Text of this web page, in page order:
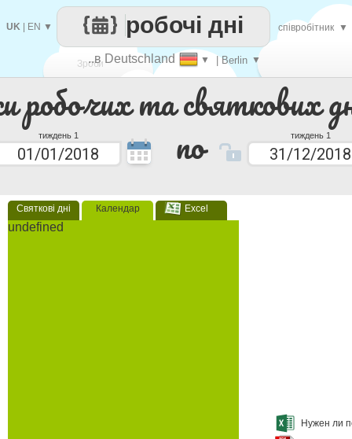
робочих та святкових
тиждень 1 по тиждень 1
Святкові дні Календар Excel
undefined
Нужен ли
Зроби
кожен
..в Deutschland ▼ | Berlin ▼
робочі дні
UK EN ▼ співробітник ▼